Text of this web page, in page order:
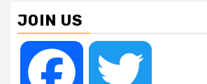
JOIN US
Facebook